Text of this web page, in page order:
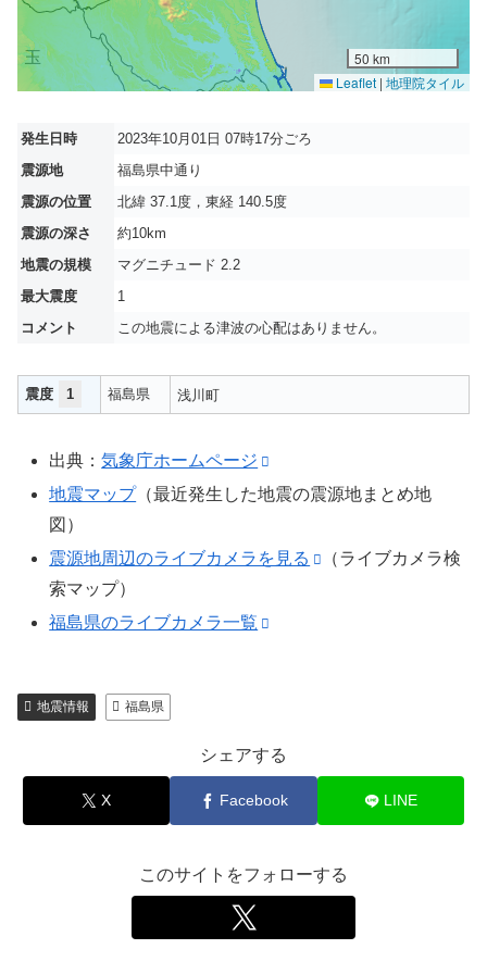
50 km
Leaflet | 地理院タイル
発生日時
2023年10月01日 07時17分ごろ
震源地
福島県中通り
震源の位置
北緯 37.1度，東経 140.5度
震源の深さ
約10km
地震の規模
マグニチュード 2.2
最大震度
1
コメント
この地震による津波の心配はありません。
震度 1 福島県 浅川町
出典：気象庁ホームページ
地震マップ（最近発生した地震の震源地まとめ地
図）
震源地周辺のライブカメラを見る
（ライブカメラ検
索マップ）
福島県のライブカメラ一覧
地震情報 福島県
シェアする
X Facebook LINE
このサイトをフォローする